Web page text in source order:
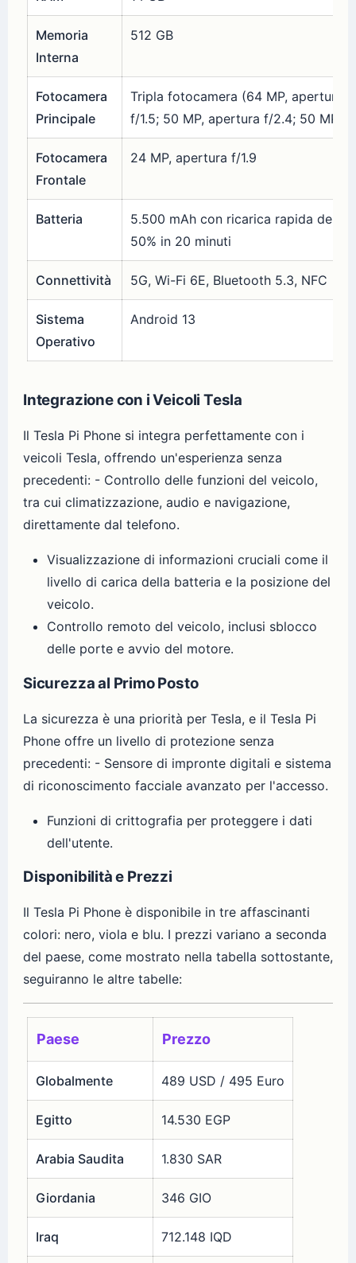
Memoria
Interna
512 GB
Fotocamera
Principale
Tripla fotocamera (64 MP, apertura
f/1.5; 50 MP, apertura f/2.4; 50 MP)
Fotocamera
Frontale
24 MP, apertura f/1.9
Batteria
5.500 mAh con ricarica rapida del
50% in 20 minuti
Connettività 5G, Wi-Fi 6E, Bluetooth 5.3, NFC
Sistema
Operativo
Android 13
Integrazione con i Veicoli Tesla
Il Tesla Pi Phone si integra perfettamente con i
veicoli Tesla, offrendo un'esperienza senza
precedenti: - Controllo delle funzioni del veicolo,
tra cui climatizzazione, audio e navigazione,
direttamente dal telefono.
Visualizzazione di informazioni cruciali come il
livello di carica della batteria e la posizione del
veicolo.
Controllo remoto del veicolo, inclusi sblocco
delle porte e avvio del motore.
Sicurezza al Primo Posto
La sicurezza è una priorità per Tesla, e il Tesla Pi
Phone offre un livello di protezione senza
precedenti: - Sensore di impronte digitali e sistema
di riconoscimento facciale avanzato per l'accesso.
Funzioni di crittografia per proteggere i dati
dell'utente.
Disponibilità e Prezzi
Il Tesla Pi Phone è disponibile in tre affascinanti
colori: nero, viola e blu. I prezzi variano a seconda
del paese, come mostrato nella tabella sottostante,
seguiranno le altre tabelle:
Paese Prezzo
Globalmente 489 USD / 495 Euro
Egitto 14.530 EGP
Arabia Saudita 1.830 SAR
Giordania 346 GIO
Iraq 712.148 IQD